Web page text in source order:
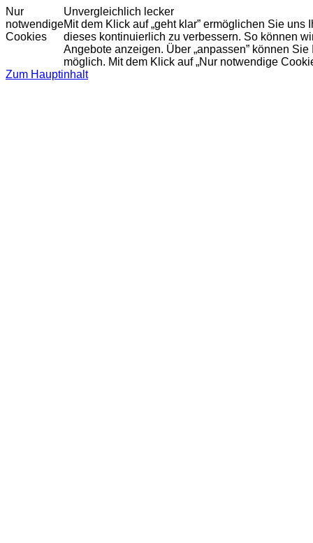
Nur
notwendige
Cookies
Unvergleichlich lecker
Mit dem Klick auf „geht klar” ermöglichen Sie
dieses kontinuierlich zu verbessern. So können
Angebote anzeigen. Über „anpassen” können
möglich. Mit dem Klick auf „Nur notwendige
Zum Hauptinhalt